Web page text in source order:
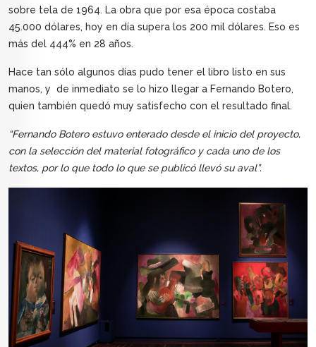
sobre tela de 1964. La obra que por esa época costaba
45.000 dólares, hoy en día supera los 200 mil dólares. Eso es
más del 444% en 28 años.
Hace tan sólo algunos días pudo tener el libro listo en sus
manos, y de inmediato se lo hizo llegar a Fernando Botero,
quien también quedó muy satisfecho con el resultado final.
“Fernando Botero estuvo enterado desde el inicio del proyecto,
con la selección del material fotográfico y cada uno de los
textos, por lo que todo lo que se publicó llevó su aval”.